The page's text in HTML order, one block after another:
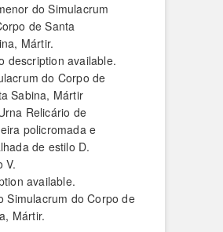
do Simulacrum
de Santa
Mártir.
do Corpo de
Sabina, Mártir
Relicário de
policromada e
de estilo D.
V.
Simulacrum do Corpo de
Mártir.